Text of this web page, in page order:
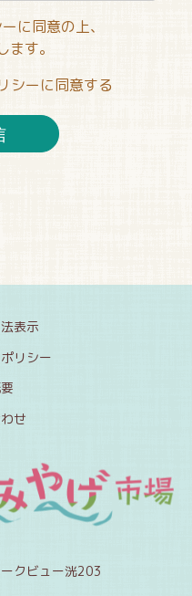
に同意の上、
ます。
シーに同意する
表示
リシー
せ
クビュー洸203